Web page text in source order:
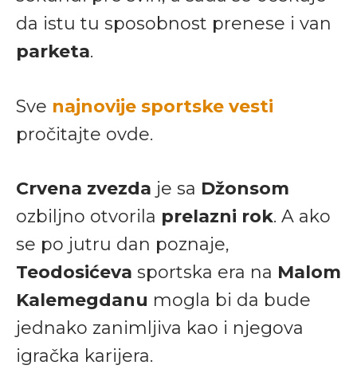
da istu tu sposobnost prenese i van
parketa.
Sve najnovije sportske vesti
pročitajte ovde.
Crvena zvezda je sa Džonsom
ozbiljno otvorila prelazni rok. A ako
se po jutru dan poznaje,
Teodosićeva sportska era na Malom
Kalemegdanu mogla bi da bude
jednako zanimljiva kao i njegova
igračka karijera.